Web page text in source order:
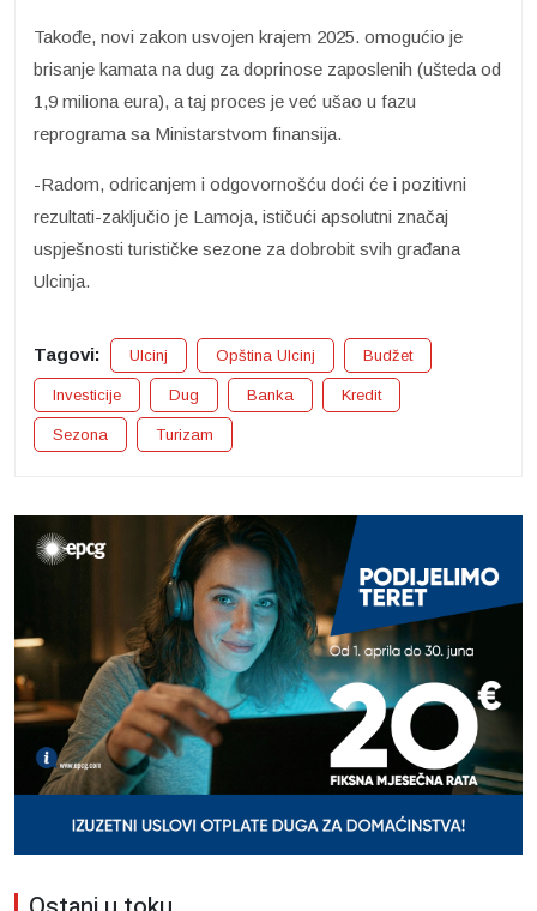
​Takođe, novi zakon usvojen krajem 2025. omogućio je
brisanje kamata na dug za doprinose zaposlenih (ušteda od
1,9 miliona eura), a taj proces je već ušao u fazu
reprograma sa Ministarstvom finansija.
​-Radom, odricanjem i odgovornošću doći će i pozitivni
rezultati-zaključio je Lamoja, ističući apsolutni značaj
uspješnosti turističke sezone za dobrobit svih građana
Ulcinja.
Tagovi: Ulcinj Opština Ulcinj Budžet
Investicije Dug Banka Kredit
Sezona Turizam